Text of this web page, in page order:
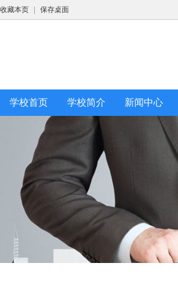
收藏本页 保存桌面
学校首页 学校简介 新闻中心